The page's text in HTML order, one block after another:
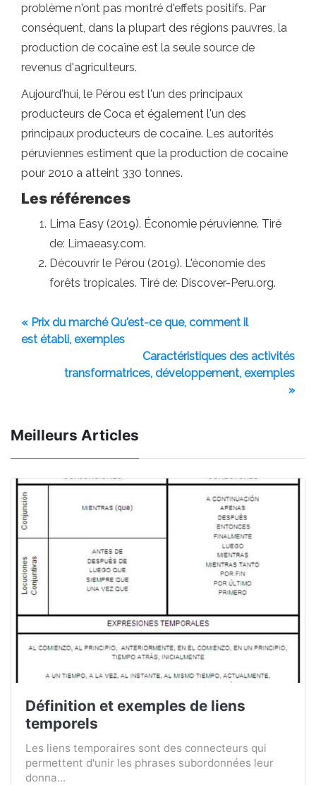
problème n'ont pas montré d'effets positifs. Par
conséquent, dans la plupart des régions pauvres, la
production de cocaïne est la seule source de
revenus d'agriculteurs.
Aujourd'hui, le Pérou est l'un des principaux
producteurs de Coca et également l'un des
principaux producteurs de cocaïne. Les autorités
péruviennes estiment que la production de cocaïne
pour 2010 a atteint 330 tonnes.
Les références
Lima Easy (2019). Économie péruvienne. Tiré
de: Limaeasy.com.
Découvrir le Pérou (2019). L'économie des
forêts tropicales. Tiré de: Discover-Peru.org.
« Prix ​​du marché Qu'est-ce que, comment il
est établi, exemples
Caractéristiques des activités
transformatrices, développement, exemples
»
Meilleurs Articles
Définition et exemples de liens
temporels
Les liens temporaires sont des connecteurs qui
permettent d'unir les phrases subordonnées leur
donna...